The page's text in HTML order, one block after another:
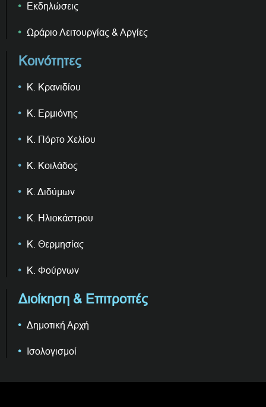
Εκδηλώσεις
Ωράριο Λειτουργίας & Αργίες
Κοινότητες
Κ. Κρανιδίου
Κ. Ερμιόνης
Κ. Πόρτο Χελίου
Κ. Κοιλάδος
Κ. Διδύμων
Κ. Ηλιοκάστρου
Κ. Θερμησίας
Κ. Φούρνων
Διοίκηση & Επιτροπές
Δημοτική Αρχή
Ισολογισμοί